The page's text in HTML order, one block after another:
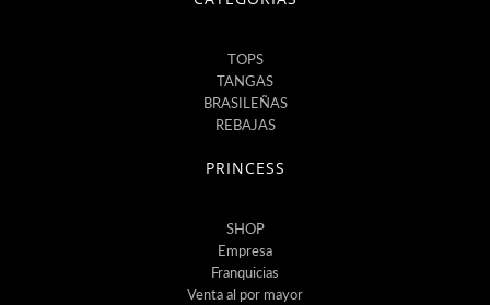
TOPS
TANGAS
BRASILEÑAS
REBAJAS
PRINCESS
SHOP
Empresa
Franquicias
Venta al por mayor